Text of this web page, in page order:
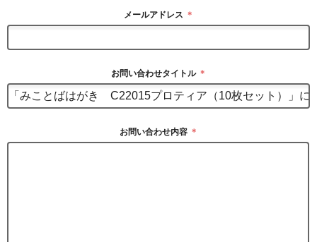
メールアドレス ＊
お問い合わせタイトル ＊
お問い合わせ内容 ＊